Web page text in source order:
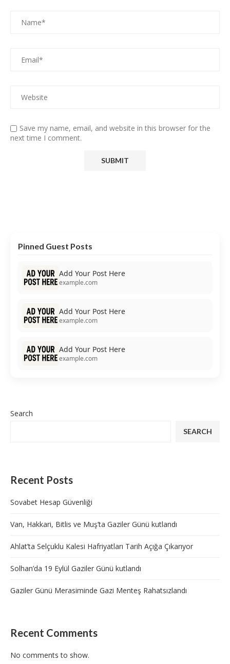
Save my name, email, and website in this browser for the
next time I comment.
Pinned Guest Posts
Add Your Post Here
example.com
Add Your Post Here
example.com
Add Your Post Here
example.com
Search
SEARCH
Recent Posts
Sovabet Hesap Güvenliği
Van, Hakkari, Bitlis ve Muş’ta Gaziler Günü kutlandı
Ahlat’ta Selçuklu Kalesi Hafriyatları Tarih Açığa Çıkarıyor
Solhan’da 19 Eylül Gaziler Günü kutlandı
Gaziler Günü Merasiminde Gazi Menteş Rahatsızlandı
Recent Comments
No comments to show.